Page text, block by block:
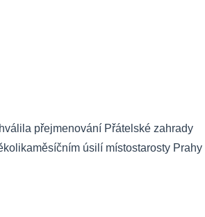
přejmenování Přátelské zahrady
úsilí místostarosty Prahy